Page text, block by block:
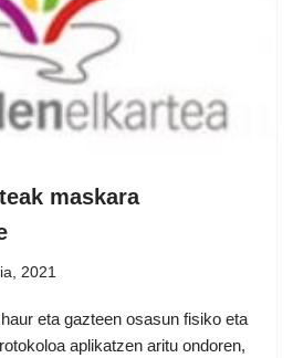
maskara
2021
eta gazteen osasun fisiko eta
aplikatzen aritu ondoren,